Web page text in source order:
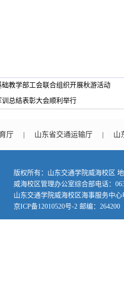
础教学部工会联合组织开展秋游活动
训总结表彰大会顺利举行
厅 | 山东省交通运输厅 | 山
版权所有：山东交通学院威海校区
威海校区管理办公室综合部电话：
山东交通学院威海校区海事服务中心
京ICP备12010520号-2 邮编：264200